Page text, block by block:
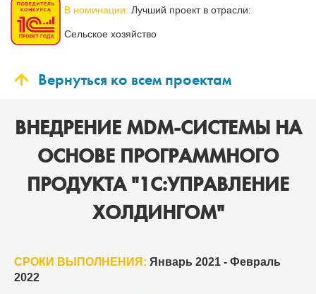
В номинации: Лучший проект в отрасли:
Сельское хозяйство
Вернуться ко всем проектам
ВНЕДРЕНИЕ MDM-СИСТЕМЫ НА
ОСНОВЕ ПРОГРАММНОГО
ПРОДУКТА "1C:УПРАВЛЕНИЕ
ХОЛДИНГОМ"
СРОКИ ВЫПОЛНЕНИЯ: Январь 2021 - Февраль
2022